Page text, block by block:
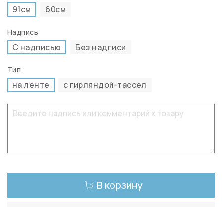
91см 60см
Надпись
С надписью Без надписи
Тип
на ленте с гирляндой-тассел
В корзину